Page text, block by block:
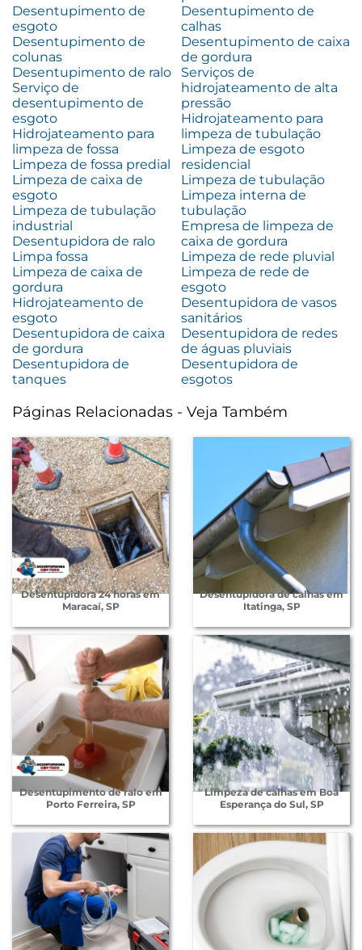
Desentupimento de
esgoto
Desentupimento de
colunas
Desentupimento de
calhas
Desentupimento de ralo
Desentupimento de caixa
de gordura
Serviço de
desentupimento de
esgoto
Serviços de
hidrojateamento de alta
pressão
Hidrojateamento para
limpeza de fossa
Hidrojateamento para
limpeza de tubulação
Limpeza de fossa predial
Limpeza de esgoto
residencial
Limpeza de caixa de
esgoto
Limpeza de tubulação
Limpeza de tubulação
industrial
Limpeza interna de
tubulação
Desentupidora de ralo
Empresa de limpeza de
caixa de gordura
Limpa fossa
Limpeza de rede pluvial
Limpeza de caixa de
gordura
Limpeza de rede de
esgoto
Hidrojateamento de
esgoto
Desentupidora de vasos
sanitários
Desentupidora de caixa
de gordura
Desentupidora de redes
de águas pluviais
Desentupidora de
tanques
Desentupidora de
esgotos
Páginas Relacionadas - Veja Também
Desentupidora 24 horas em
Maracaí, SP
Desentupidora de calhas em
Itatinga, SP
Desentupimento de ralo em
Porto Ferreira, SP
Limpeza de calhas em Boa
Esperança do Sul, SP